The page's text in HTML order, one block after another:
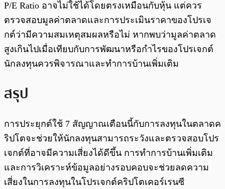
P/E Ratio อาจไม่ใช้ได้โดยตรงเหมือนกับหุ้น แต่ควร
ตรวจสอบมูลค่าตลาดและการประเมินราคาของโปรเจ
กต์ว่ามีความสมเหตุสมผลหรือไม่ หากพบว่ามูลค่าตลาด
สูงเกินไปเมื่อเทียบกับการพัฒนาหรือกำไรของโปรเจกต์
นักลงทุนควรพิจารณาและทำการบ้านเพิ่มเติม
สรุป
การประยุกต์ใช้ 7 สัญญาณเตือนนี้กับการลงทุนในตลาดค
ริปโตจะช่วยให้นักลงทุนสามารถระวังและตรวจสอบโปร
เจกต์ที่อาจมีความเสี่ยงได้ดีขึ้น การทำการบ้านเพิ่มเติม
และการวิเคราะห์ข้อมูลอย่างรอบคอบจะช่วยลดความ
เสี่ยงในการลงทุนในโปรเจกต์คริปโตเคอร์เรนซี